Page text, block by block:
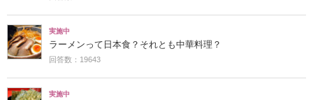
実施中
ラーメンって日本食？それとも中華料理？
回答数：19643
実施中